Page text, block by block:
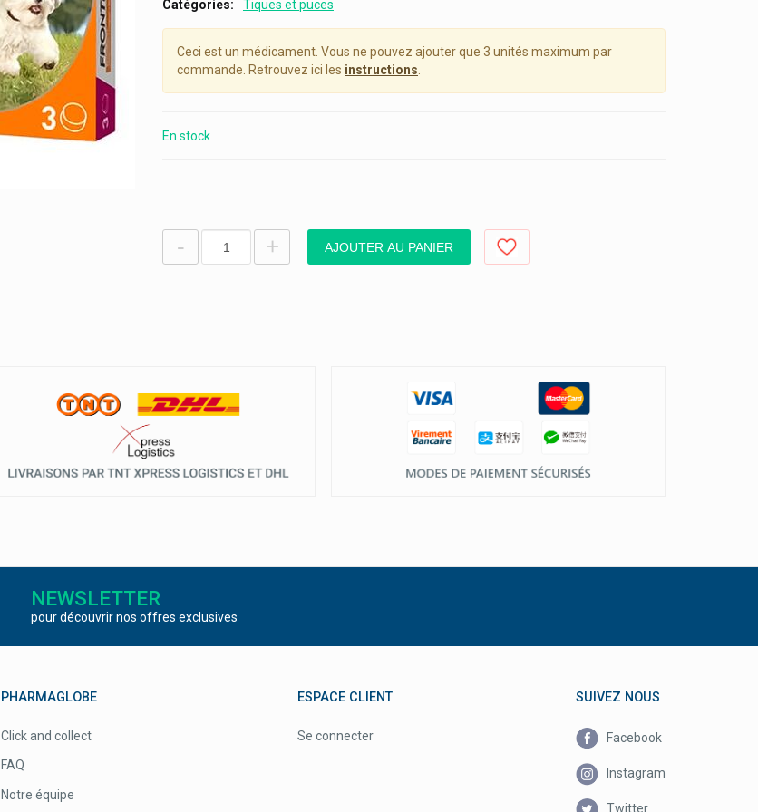
Catégories
Tiques et puces
Ceci est un médicament. Vous ne pouvez ajouter que 3 unités maximum par
commande. Retrouvez ici les instructions
En stock
- + AJOUTER AU PANIER
NEWSLETTER
pour découvrir nos offres exclusives
PHARMAGLOBE
Click and collect
FAQ
Notre équipe
ESPACE CLIENT
Se connecter
SUIVEZ NOUS
Facebook
Instagram
Twitter